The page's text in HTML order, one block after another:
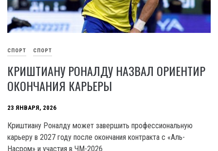
СПОРТ СПОРТ
КРИШТИАНУ РОНАЛДУ НАЗВАЛ ОРИЕНТИР
ОКОНЧАНИЯ КАРЬЕРЫ
23 ЯНВАРЯ, 2026
Криштиану Роналду может завершить профессиональную
карьеру в 2027 году после окончания контракта с «Аль-
Насром» и участия в ЧМ-2026